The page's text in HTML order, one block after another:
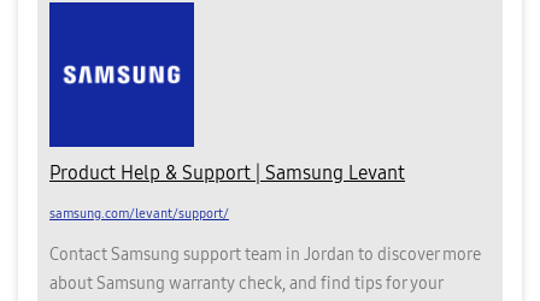
Product Help & Support | Samsung Levant
samsung.com/levant/support/
Contact Samsung support team in Jordan to discover more
about Samsung warranty check, and find tips for your